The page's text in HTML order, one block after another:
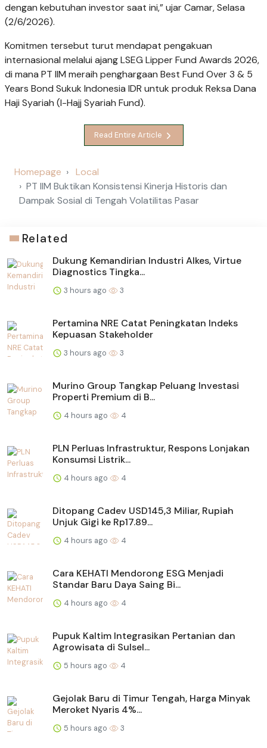
dengan kebutuhan investor saat ini,” ujar Camar, Selasa
(2/6/2026).
Komitmen tersebut turut mendapat pengakuan
internasional melalui ajang LSEG Lipper Fund Awards 2026,
di mana PT IIM meraih penghargaan Best Fund Over 3 & 5
Years Bond Sukuk Indonesia IDR untuk produk Reksa Dana
Haji Syariah (I-Hajj Syariah Fund).
Read Entire Article
Homepage
Local
PT IIM Buktikan Konsistensi Kinerja Historis dan
Dampak Sosial di Tengah Volatilitas Pasar
Related
Dukung Kemandirian Industri Alkes, Virtue
Diagnostics Tingka...
3 hours ago 3
Pertamina NRE Catat Peningkatan Indeks
Kepuasan Stakeholder
3 hours ago 3
Murino Group Tangkap Peluang Investasi
Properti Premium di B...
4 hours ago 4
PLN Perluas Infrastruktur, Respons Lonjakan
Konsumsi Listrik...
4 hours ago 4
Ditopang Cadev USD145,3 Miliar, Rupiah
Unjuk Gigi ke Rp17.89...
4 hours ago 4
Cara KEHATI Mendorong ESG Menjadi
Standar Baru Daya Saing Bi...
4 hours ago 4
Pupuk Kaltim Integrasikan Pertanian dan
Agrowisata di Sulsel...
5 hours ago 4
Gejolak Baru di Timur Tengah, Harga Minyak
Meroket Nyaris 4%...
5 hours ago 3